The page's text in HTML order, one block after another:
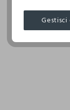
NON
ROTATIVO
110°C, LA
JIANGSU
MADE IN CHINA